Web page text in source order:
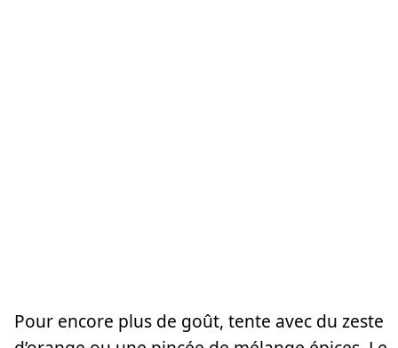
Pour encore plus de goût, tente avec du zeste